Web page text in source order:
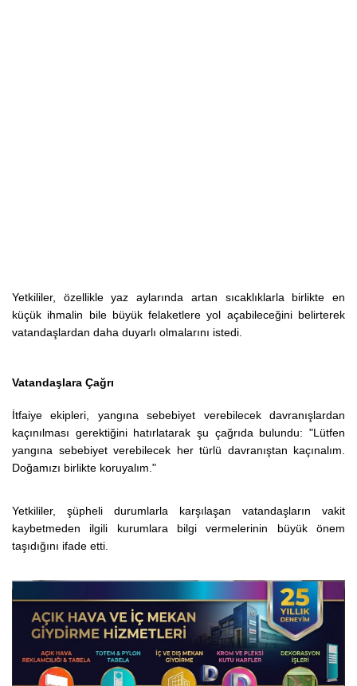
Yetkililer, özellikle yaz aylarında artan sıcaklıklarla birlikte en
küçük ihmalin bile büyük felaketlere yol açabileceğini belirterek
vatandaşlardan daha duyarlı olmalarını istedi.
Vatandaşlara Çağrı
İtfaiye ekipleri, yangına sebebiyet verebilecek davranışlardan
kaçınılması gerektiğini hatırlatarak şu çağrıda bulundu: "Lütfen
yangına sebebiyet verebilecek her türlü davranıştan kaçınalım.
Doğamızı birlikte koruyalım."
Yetkililer, şüpheli durumlarla karşılaşan vatandaşların vakit
kaybetmeden ilgili kurumlara bilgi vermelerinin büyük önem
taşıdığını ifade etti.